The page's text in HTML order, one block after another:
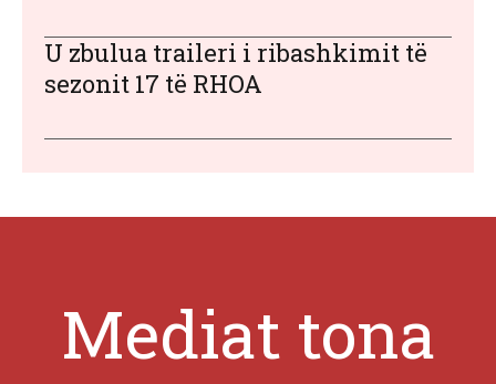
U zbulua traileri i ribashkimit të
sezonit 17 të RHOA
Mediat tona